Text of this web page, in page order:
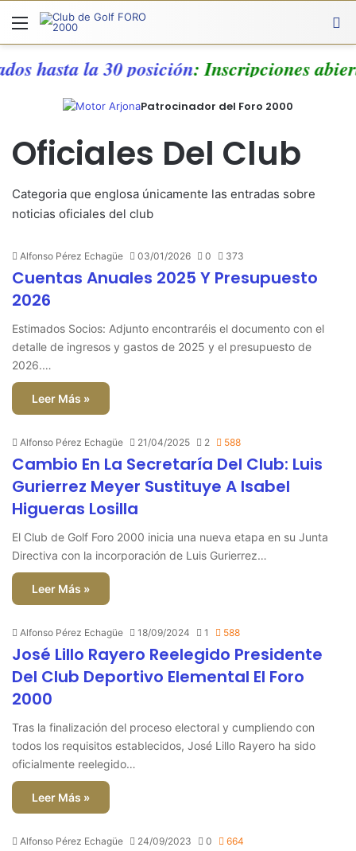
Menú
hasta la 30 posición: Inscripciones
Patrocinador del Foro 2000
Oficiales Del Club
Categoria que englosa únicamente las entradas sobre
noticias oficiales del club
Alfonso Pérez Echagüe 03/01/2026 0 373
Cuentas Anuales 2025 Y Presupuesto
2026
Estimados Socios: Adjunto encontraréis el documento con el
detalle de ingresos y gastos de 2025 y el presupuesto de
2026.…
Leer Más »
Alfonso Pérez Echagüe 21/04/2025 2 588
Cambio En La Secretaría Del Club: Luis
Gurierrez Meyer Sustituye A Isabel
Higueras Losilla
El Club de Golf Foro 2000 inicia una nueva etapa en su Junta
Directiva con la incorporación de Luis Gurierrez…
Leer Más »
Alfonso Pérez Echagüe 18/09/2024 1 588
José Lillo Rayero Reelegido Presidente
Del Club Deportivo Elemental El Foro
2000
Tras la finalización del proceso electoral y cumpliendo con
todos los requisitos establecidos, José Lillo Rayero ha sido
oficialmente reelegido…
Leer Más »
Alfonso Pérez Echagüe 24/09/2023 0 664